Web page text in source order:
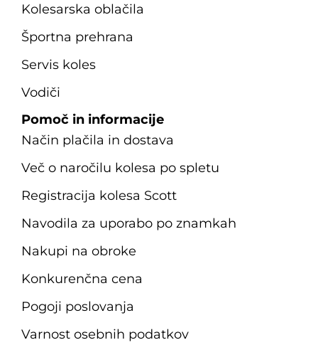
Kolesarska oblačila
Športna prehrana
Servis koles
Vodiči
Pomoč in informacije
Način plačila in dostava
Več o naročilu kolesa po spletu
Registracija kolesa Scott
Navodila za uporabo po znamkah
Nakupi na obroke
Konkurenčna cena
Pogoji poslovanja
Varnost osebnih podatkov